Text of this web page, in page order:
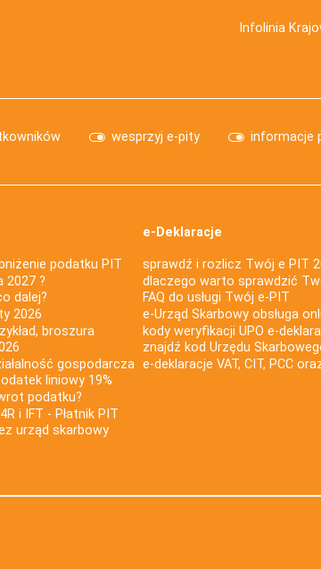
Infolinia
wesprzyj e-pity informacje
podatku PIT
2027 ?
dalej?
2026
broszura
gospodarcza
liniowy 19%
podatku?
i IFT - Płatnik PIT
urząd skarbowy
e-Deklaracje
sprawdź i rozlicz Twój e PIT
dlaczego warto sprawdzić
FAQ do usługi Twój e-PIT
e-Urząd Skarbowy obsługa
kody weryfikacji UPO e-
znajdź kod Urzędu
e-deklaracje VAT, CIT, PCC